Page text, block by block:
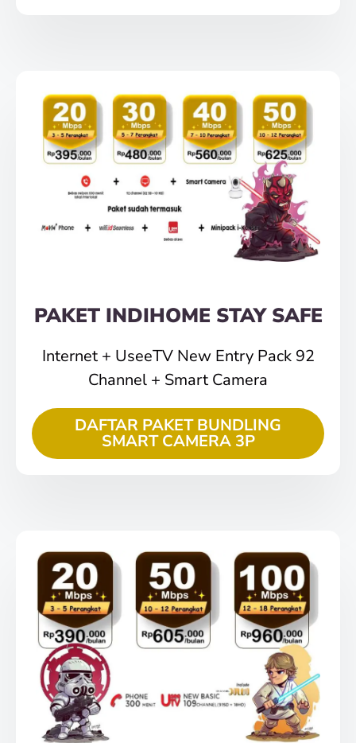
PAKET INDIHOME STAY SAFE
Internet + UseeTV New Entry Pack 92
Channel + Smart Camera
DAFTAR PAKET BUNDLING
SMART CAMERA 3P